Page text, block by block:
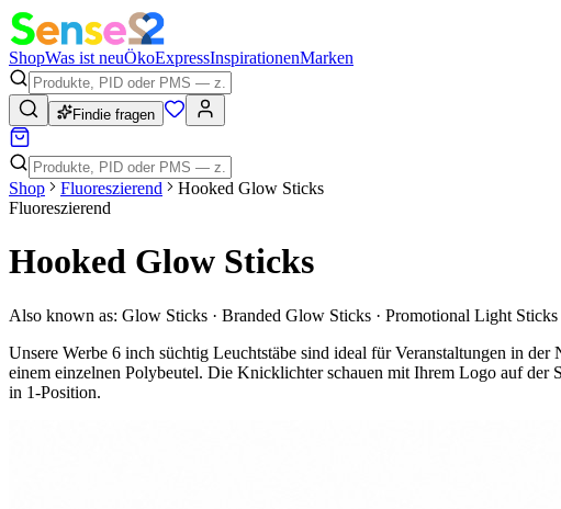
ShopWas ist neuÖkoExpressInspirationenMarken
Findie fragen
Shop Fluoreszierend
Hooked Glow Sticks
Fluoreszierend
Hooked Glow Sticks
Also known as: Glow Sticks · Branded Glow Sticks · Promotional Light Sticks
Unsere Werbe 6 inch süchtig Leuchtstäbe sind ideal für Veranstaltungen in
einem einzelnen Polybeutel. Die Knicklichter schauen mit Ihrem Logo auf
in 1-Position.